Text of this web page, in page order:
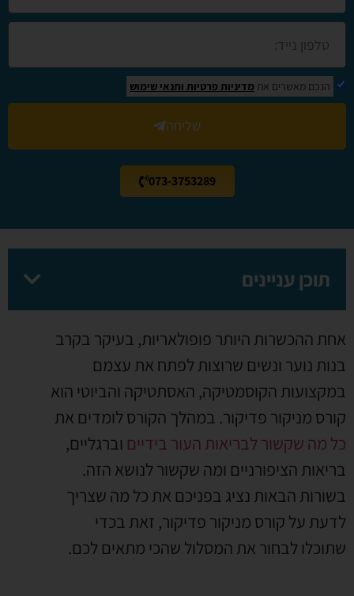
הנכם מאשרים את מדיניות פרטיות ותנאי שימוש
שליחה
073-3753289
תוכן עניינים
אחת ההכשרות היותר פופולאריות, בעיקר בקרב
בנות נוער ונשים שרוצות לפתח את עצמם
במקצועות הקוסמטיקה, האסתטיקה והביוטי הוא
קורס מניקור פדיקור. במהלך הקורס לומדים את
כל מה שקשור לבריאות העור בידיים וברגליים,
בריאות הציפורניים ומה שקשור לנושא הזה.
בשורות הבאות נציג בפניכם את כל מה שצריך
לדעת על קורס מניקור פדיקור, זאת בכדי
שתוכלו לבחור את המסלול שהכי מתאים לכם.